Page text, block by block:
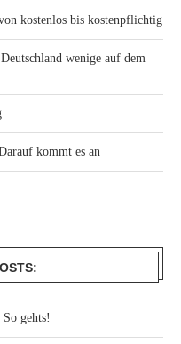
kostenlos bis kostenpflichtig
wenige auf dem
kommt es an
gehts!